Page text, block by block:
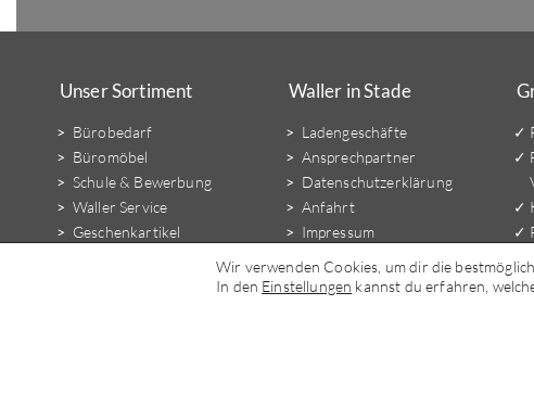
Unser Sortiment
Bürobedarf
Büromöbel
Schule & Bewerbung
Waller Service
Geschenkartikel
Waller in Stade
Ladengeschäfte
Ansprechpartner
Datenschutzerklärung
Anfahrt
Impressum
Haftungsausschluss
AGB
Wir verwenden Cookies, um dir die
In den Einstellungen kannst du erfahren,